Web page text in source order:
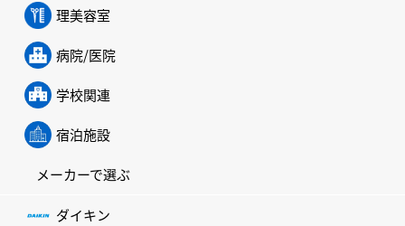
理美容室
病院/医院
学校関連
宿泊施設
メーカーで選ぶ
ダイキン